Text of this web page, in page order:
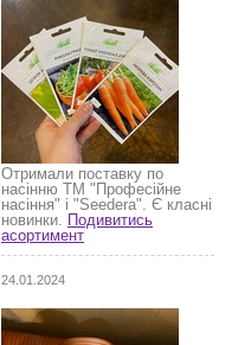
Отримали поставку по
насінню ТМ "Професійне
насіння" і "Seedera". Є класні
новинки. Подивитись
асортимент
24.01.2024